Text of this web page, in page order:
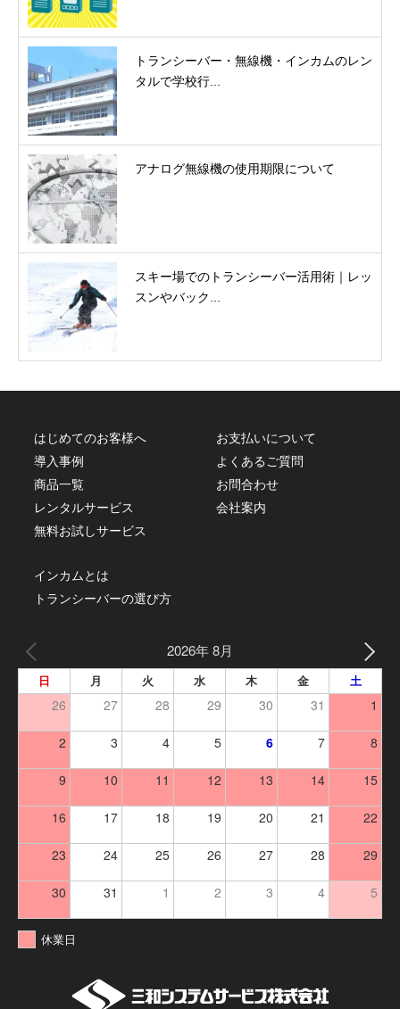
トランシーバー・無線機・インカムのレン
タルで学校行...
アナログ無線機の使用期限について
スキー場でのトランシーバー活用術｜レッ
スンやバック...
はじめてのお客様へ
導入事例
商品一覧
レンタルサービス
無料お試しサービス
お支払いについて
よくあるご質問
お問合わせ
会社案内
インカムとは
トランシーバーの選び方
2026年 8月
日 月 火 水 木 金 土
26 27 28 29 30 31 1
2 3 4 5 6 7 8
9 10 11 12 13 14 15
16 17 18 19 20 21 22
23 24 25 26 27 28 29
30 31 1 2 3 4 5
休業日